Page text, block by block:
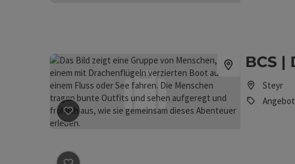
Beitrag merken: BCS | Drachenboot-Fahrt
BCS
Steyr
Angebot